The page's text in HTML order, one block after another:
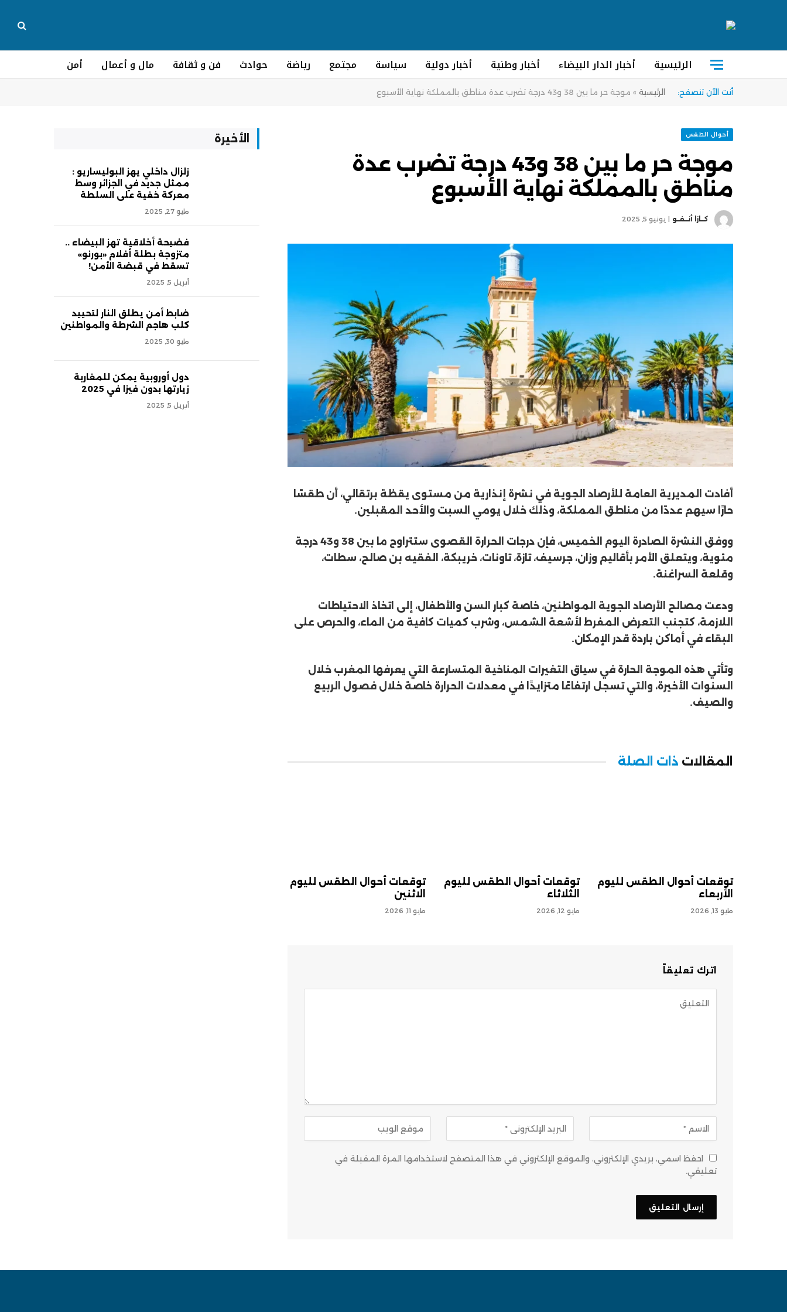
الرئيسية أخبار الدار البيضاء أخبار وطنية أخبار دولية سياسة مجتمع رياضة حوادث فن و ثقافة مال و أعمال أمن
أنت الآن تتصفح: الرئيسية » موجة حر ما بين 38 و43 درجة تضرب عدة مناطق بالمملكة نهاية الأسبوع
أحوال الطقس
موجة حر ما بين 38 و43 درجة تضرب عدة
مناطق بالمملكة نهاية الأسبوع
كــازا أنــفــو يونيو 5, 2025
أفادت المديرية العامة للأرصاد الجوية في نشرة إنذارية من مستوى يقظة برتقالي، أن طقسًا
حارًا سيهم عددًا من مناطق المملكة، وذلك خلال يومي السبت والأحد المقبلين.
ووفق النشرة الصادرة اليوم الخميس، فإن درجات الحرارة القصوى ستتراوح ما بين 38 و43 درجة
مئوية، ويتعلق الأمر بأقاليم وزان، جرسيف، تازة، تاونات، خريبكة، الفقيه بن صالح، سطات،
وقلعة السراغنة.
ودعت مصالح الأرصاد الجوية المواطنين، خاصة كبار السن والأطفال، إلى اتخاذ الاحتياطات
اللازمة، كتجنب التعرض المفرط لأشعة الشمس، وشرب كميات كافية من الماء، والحرص على
البقاء في أماكن باردة قدر الإمكان.
وتأتي هذه الموجة الحارة في سياق التغيرات المناخية المتسارعة التي يعرفها المغرب خلال
السنوات الأخيرة، والتي تسجل ارتفاعًا متزايدًا في معدلات الحرارة خاصة خلال فصول الربيع
والصيف.
المقالات ذات الصلة
توقعات أحوال الطقس لليوم
الأربعاء
مايو 13, 2026
توقعات أحوال الطقس لليوم
الثلاثاء
مايو 12, 2026
توقعات أحوال الطقس لليوم
الاثنين
مايو 11, 2026
اترك تعليقاً
احفظ اسمي، بريدي الإلكتروني، والموقع الإلكتروني في هذا المتصفح لاستخدامها المرة المقبلة في
تعليقي.
الأخيرة
زلزال داخلي يهز البوليساريو :
ممثل جديد في الجزائر وسط
معركة خفية على السلطة
مايو 27, 2025
فضيحة أخلاقية تهز البيضاء ..
متزوجة بطلة أفلام «بورنو»
تسقط في قبضة الأمن!
أبريل 5, 2025
ضابط أمن يطلق النار لتحييد
كلب هاجم الشرطة والمواطنين
مايو 30, 2025
دول أوروبية يمكن للمغاربة
زيارتها بدون فيزا في 2025
أبريل 5, 2025